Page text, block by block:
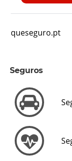
queseguro.pt
Seguros